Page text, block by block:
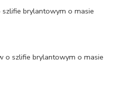
brylantowym o masie
o szlifie brylantowym o masie